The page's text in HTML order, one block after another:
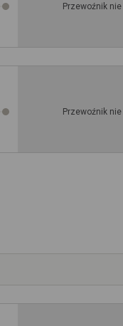
Przewoźnik
Przewoźnik